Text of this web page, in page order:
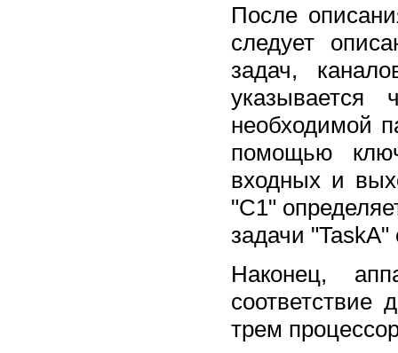
После
следует
задач,
необходимой
помощью
входных и
"C1"
задачи
Наконец,
соответствие
трем